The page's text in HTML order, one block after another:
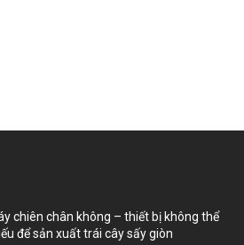
chiên chân không – thiết bị không thể
để sản xuất trái cây sấy giòn